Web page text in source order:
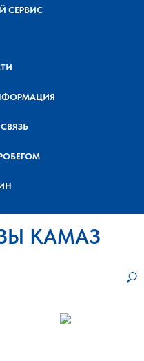
СЕРВИС
КАМАЗ